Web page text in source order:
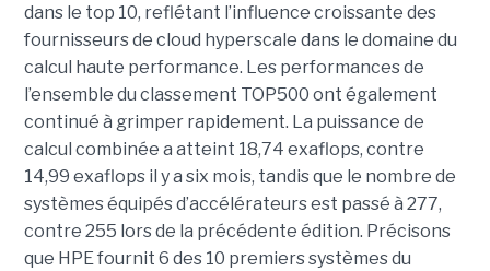
dans le top 10, reflétant l’influence croissante des
fournisseurs de cloud hyperscale dans le domaine du
calcul haute performance. Les performances de
l’ensemble du classement TOP500 ont également
continué à grimper rapidement. La puissance de
calcul combinée a atteint 18,74 exaflops, contre
14,99 exaflops il y a six mois, tandis que le nombre de
systèmes équipés d’accélérateurs est passé à 277,
contre 255 lors de la précédente édition. Précisons
que HPE fournit 6 des 10 premiers systèmes du